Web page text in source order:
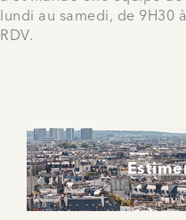
lundi au samedi, de 9H30
RDV.